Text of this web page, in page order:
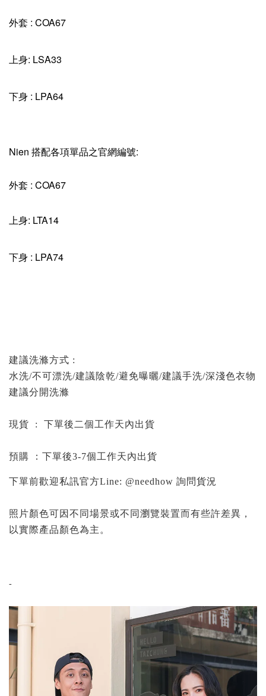
外套 : COA67
上身: LSA33
下身 : LPA64
Nien 搭配各項單品之官網編號:
外套 : COA67
上身: LTA14
下身 : LPA74
建議洗滌方式 :
水洗/不可漂洗/建議陰乾/避免曝曬/建議手洗/深淺色衣物
建議分開洗滌
現貨 : 下單後二個工作天內出貨
預購 ：下單後3-7個工作天內出貨
下單前歡迎私訊官方Line: @needhow 詢問貨況
照片顏色可因不同場景或不同瀏覽裝置而有些許差異，
以實際產品顏色為主。
-